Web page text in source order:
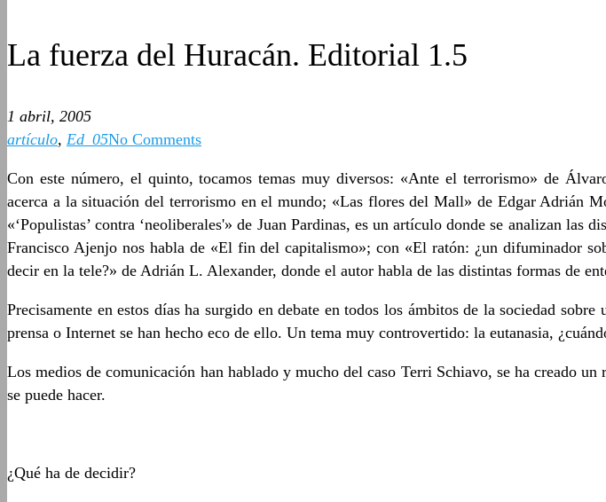
La fuerza del Huracán. Editorial 1.5
1 abril, 2005
artículo, Ed_05No Comments
Con este número, el quinto, tocamos temas muy diversos: «Ante el terrorismo» de
acerca a la situación del terrorismo en el mundo; «Las flores del Mall» de Edgar Adrián
«‘Populistas’ contra ‘neoliberales'» de Juan Pardinas, es un artículo donde se analizan
Francisco Ajenjo nos habla de «El fin del capitalismo»; con «El ratón: ¿un difuminador
decir en la tele?» de Adrián L. Alexander, donde el autor habla de las distintas formas de
Precisamente en estos días ha surgido en debate en todos los ámbitos de la sociedad
prensa o Internet se han hecho eco de ello. Un tema muy controvertido: la eutanasia,
Los medios de comunicación han hablado y mucho del caso Terri Schiavo, se ha creado
se puede hacer.
¿Qué ha de decidir?